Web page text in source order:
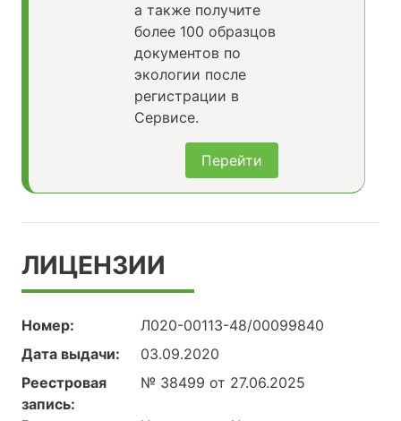
а также получите
более 100 образцов
документов по
экологии после
регистрации в
Сервисе.
Перейти
ЛИЦЕНЗИИ
Номер:
Л020-00113-48/00099840
Дата выдачи:
03.09.2020
Реестровая
запись:
№ 38499 от 27.06.2025